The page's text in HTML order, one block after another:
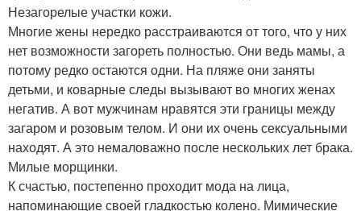
Незагорелые участки кожи.
Многие жены нередко расстраиваются от того, что у них
нет возможности загореть полностью. Они ведь мамы, а
потому редко остаются одни. На пляже они заняты
детьми, и коварные следы вызывают во многих женах
негатив. А вот мужчинам нравятся эти границы между
загаром и розовым телом. И они их очень сексуальными
находят. А это немаловажно после нескольких лет брака.
Милые морщинки.
К счастью, постепенно проходит мода на лица,
напоминающие своей гладкостью колено. Мимические